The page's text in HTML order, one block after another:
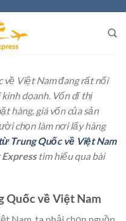
về Việt Nam đang rất nổi
doanh. Vốn dĩ thị
hàng, giá vốn của sản
chọn làm nơi lấy hàng
Trung Quốc về Việt Nam
tìm hiểu qua bài
Quốc về Việt Nam